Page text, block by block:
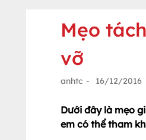
Mẹo
vỡ
anhtc - 16/12/2016
Dưới đây là mẹo
em có thể tham